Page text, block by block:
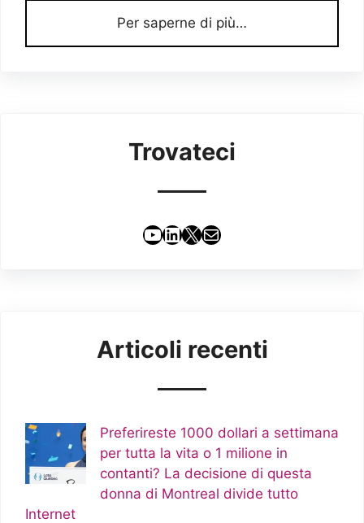
Per saperne di più…
Trovateci
YouTube
LinkedIn
X Email
Articoli recenti
Preferireste 1000 dollari a settimana
per tutta la vita o 1 milione in
contanti? La decisione di questa
donna di Montreal divide tutto
Internet